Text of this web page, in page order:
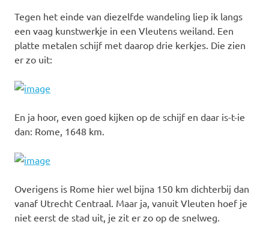
Tegen het einde van diezelfde wandeling liep ik langs
een vaag kunstwerkje in een Vleutens weiland. Een
platte metalen schijf met daarop drie kerkjes. Die zien
er zo uit:
En ja hoor, even goed kijken op de schijf en daar is-t-ie
dan: Rome, 1648 km.
Overigens is Rome hier wel bijna 150 km dichterbij dan
vanaf Utrecht Centraal. Maar ja, vanuit Vleuten hoef je
niet eerst de stad uit, je zit er zo op de snelweg.